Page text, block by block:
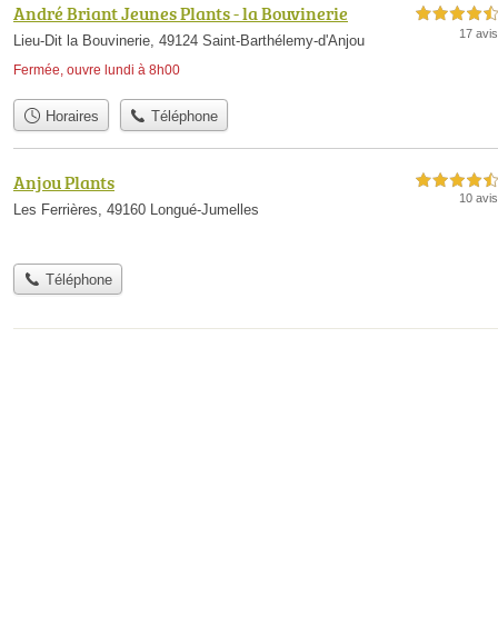
André Briant Jeunes Plants - la Bouvinerie
Lieu-Dit la Bouvinerie, 49124 Saint-Barthélemy-d'Anjou
Fermée, ouvre lundi à 8h00
4,5 étoiles sur 5
17 avis
Horaires Téléphone
Anjou Plants
Les Ferrières, 49160 Longué-Jumelles
4,5 étoiles sur 5
10 avis
Téléphone